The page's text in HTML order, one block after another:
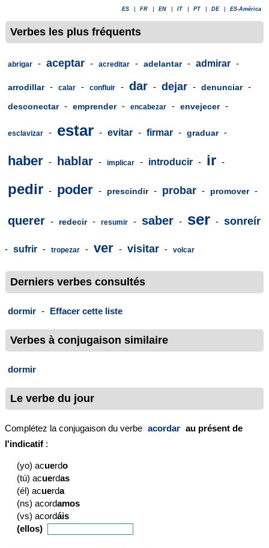
ES FR EN IT PT DE ES-América
Verbes les plus fréquents
abrigar - aceptar - acreditar - adelantar - admirar -
arrodillar - calar - confluir - dar - dejar - denunciar -
desconectar - emprender - encabezar - envejecer -
esclavizar - estar - evitar - firmar - graduar -
haber - hablar - implicar - introducir - ir -
pedir - poder - prescindir - probar - promover -
querer - redecir - resumir - saber - ser - sonreír
- sufrir - tropezar - ver - visitar - volcar
Derniers verbes consultés
dormir - Effacer cette liste
Verbes à conjugaison similaire
dormir
Le verbe du jour
Complétez la conjugaison du verbe acordar au présent de
l'indicatif :
(yo) acuerdo
(tú) acuerdas
(él) acuerda
(ns) acordamos
(vs) acordáis
(ellos)